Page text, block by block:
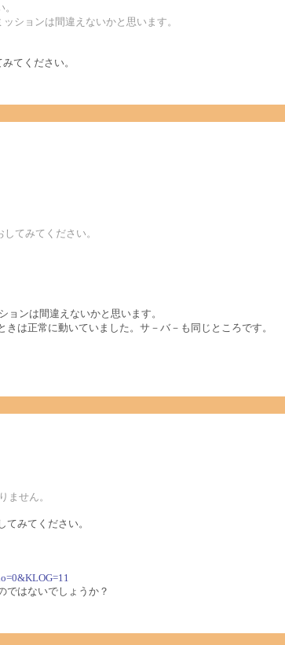
ションは間違えないかと思います。
てください。
てみてください。
ョンは間違えないかと思います。
は正常に動いていました。サ－バ－も同じところです。
ません。
みてください。
ではないでしょうか？